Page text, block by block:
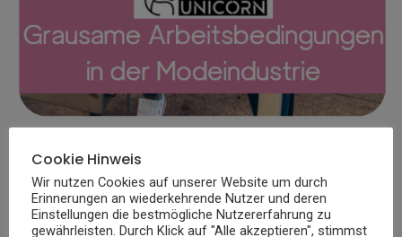
Die Modeindustrie ist auch bekannt für ihre oft
grausamen Arbeitsbedingungen in den
Produktionsländern. Viele große Marken und
Cookie Hinweis
Wir nutzen Cookies auf unserer Website um durch
Erinnerungen an wiederkehrende Nutzer und deren
Einstellungen die bestmögliche Nutzererfahrung zu
gewährleisten. Durch Klick auf "Alle akzeptieren", stimmst